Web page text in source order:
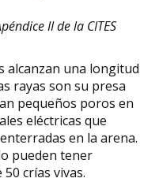
II de la CITES
alcanzan una longitud
rayas son su presa
pequeños poros en
eléctricas que
en la arena.
pueden tener
crías vivas.